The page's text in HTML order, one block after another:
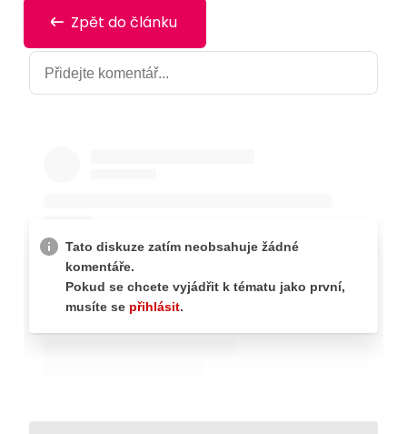
Zpět do článku